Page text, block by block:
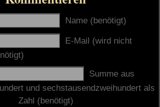
Name (benötigt)
E-Mail (wird nicht
Summe aus
und sechstausendzweihundert als
Zahl (benötigt)